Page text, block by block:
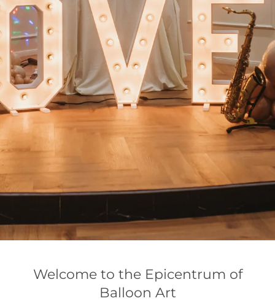
Welcome to the Epicentrum of
Balloon Art